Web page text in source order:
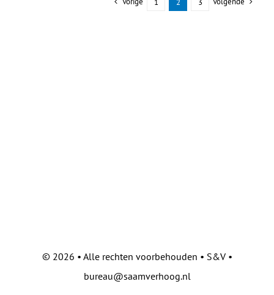
© 2026 • Alle rechten voorbehouden • S&V •
bureau@saamverhoog.nl